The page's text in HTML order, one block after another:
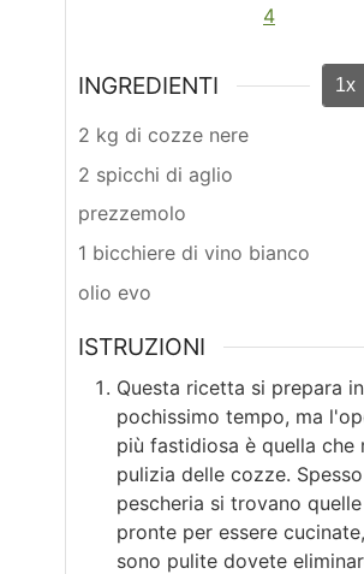
4
INGREDIENTI 1x
2 kg di cozze nere
2 spicchi di aglio
prezzemolo
1 bicchiere di vino bianco
olio evo
ISTRUZIONI
Questa ricetta si prepara in
pochissimo tempo, ma
più fastidiosa è quella che
pulizia delle cozze.
pescheria si trovano
pronte per essere
sono pulite dovete